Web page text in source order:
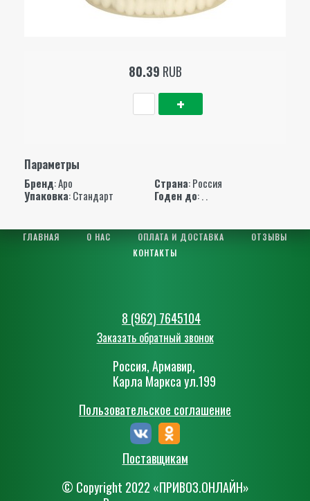
80.39 RUB
Параметры
Бренд:Аро Страна: Россия
Упаковка: Стандарт Годен до: . .
ГЛАВНАЯ О НАС ОПЛАТА И ДОСТАВКА
ОТЗЫВЫ
КОНТАКТЫ
8 (962) 7645104
Заказать обратный звонок
Россия, Армавир,
Карла Маркса ул.199
Пользовательское соглашение
Поставщикам
© Сopyright 2022 «ПРИВОЗ.ОНЛАЙН»